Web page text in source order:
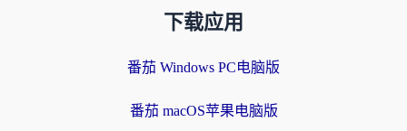
下载应用
番茄 Windows PC电脑版
番茄 macOS苹果电脑版